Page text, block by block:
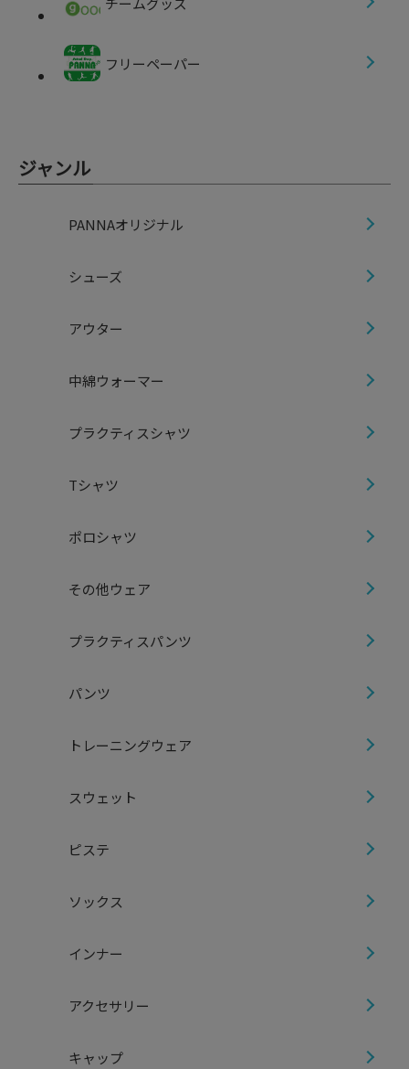
フリーペーパー
ジャンル
PANNAオリジナル
シューズ
アウター
中綿ウォーマー
プラクティスシャツ
Tシャツ
ポロシャツ
その他ウェア
プラクティスパンツ
パンツ
トレーニングウェア
スウェット
ピステ
ソックス
インナー
アクセサリー
キャップ